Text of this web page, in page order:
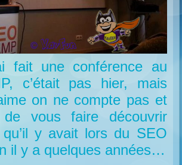
fait une conférence au
c’était pas hier, mais
on ne compte pas et
vous faire découvrir
qu’il y avait lors du SEO
il y a quelques années…